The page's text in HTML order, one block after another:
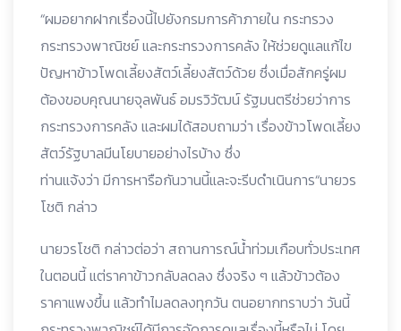
“ผมอยากฝากเรื่องนี้ไปยังกรมการค้าภายใน กระทรวง
กระทรวงพาณิชย์ และกระทรวงการคลัง ให้ช่วยดูแลแก้ไข
ปัญหาข้าวโพดเลี้ยงสัตว์เลี้ยงสัตว์ด้วย ซึ่งเมื่อสักครู่ผม
ต้องขอบคุณนายจุลพันธ์ อมรวิวัฒน์ รัฐมนตรีช่วยว่าการ
กระทรวงการคลัง และผมได้สอบถามว่า เรื่องข้าวโพดเลี้ยง
สัตว์รัฐบาลมีนโยบายอย่างไรบ้าง ซึ่ง
ท่านแจ้งว่า มีการหารือกันวานนี้และจะรีบดำเนินการ“นายวร
โชติ กล่าว
นายวรโชติ กล่าวต่อว่า สถานการณ์น้ำท่วมเกือบทั่วประเทศ
ในตอนนี้ แต่ราคาข้าวกลับลดลง ซึ่งจริง ๆ แล้วข้าวต้อง
ราคาแพงขึ้น แล้วทำไมลดลงทุกวัน ตนอยากทราบว่า วันนี้